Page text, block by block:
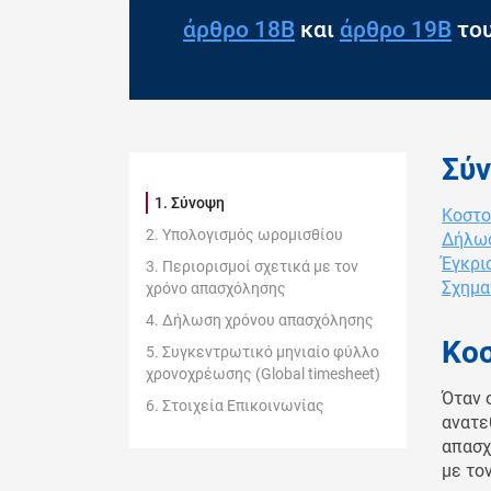
άρθρο 18Β και άρθρο 19Β
Σύνοψη
Υπολογισμός ωρομισθίου
Περιορισμοί σχετικά με τον
χρόνο απασχόλησης
Δήλωση χρόνου απασχόλησης
Συγκεντρωτικό μηνιαίο φύλλο
χρονοχρέωσης (Global timesheet)
Στοιχεία Επικοινωνίας
Όταν
με